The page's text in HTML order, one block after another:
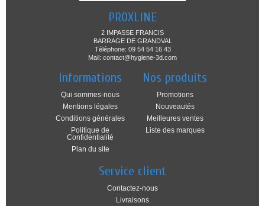
PROXLINE
2 IMPASSE FRANCIS
BARRAGE DE GRANDVAL
Téléphone: 09 54 54 16 43
Mail: contact@hygiene-3d.com
Informations
Qui sommes-nous
Mentions légales
Conditions générales
Politique de
Confidentialité
Plan du site
Nos produits
Promotions
Nouveautés
Meilleures ventes
Liste des marques
Service client
Contactez-nous
Livraisons